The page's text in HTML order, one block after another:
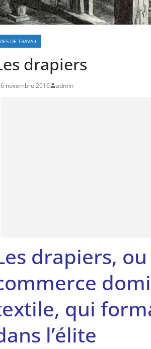
DE TRAVAIL
drapiers
6 novembre 2016 admin
drapiers,
qui
l’élite